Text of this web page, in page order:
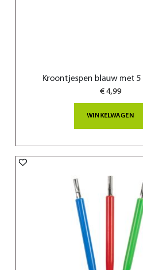
Kroontjespen blauw met
€ 4,99
WINKELWAGEN